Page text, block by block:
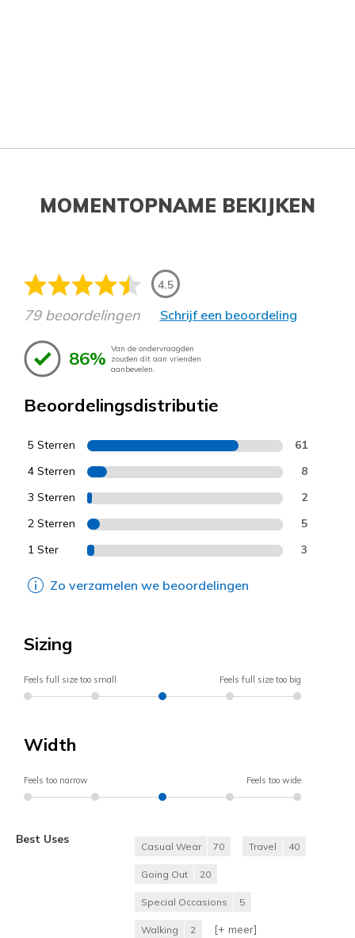
MOMENTOPNAME BEKIJKEN
4.5
79 beoordelingen Schrijf een beoordeling
86% Van de ondervraagden
zouden dit aan vrienden
aanbevelen.
Beoordelingsdistributie
5 Sterren 61
4 Sterren 8
3 Sterren 2
2 Sterren 5
1 Ster 3
Zo verzamelen we beoordelingen
Sizing
Feels full size too small Feels full size too big
Width
Feels too narrow Feels too wide
Best Uses
Casual Wear 70 Travel 40
Going Out 20
Special Occasions 5
Walking 2 [+ meer]